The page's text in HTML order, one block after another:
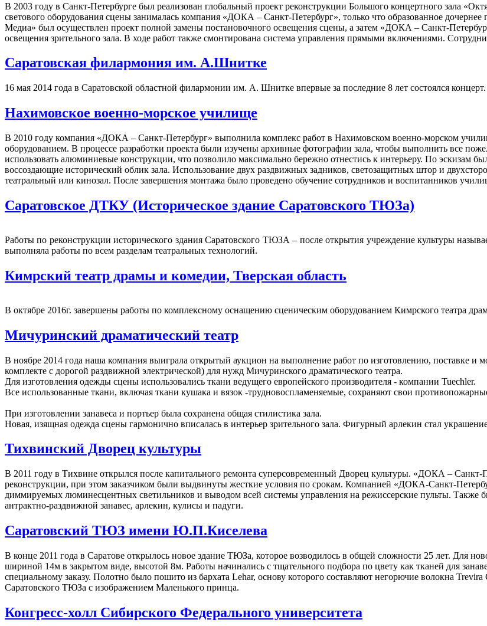
В 2003 году в Санкт-Петербурге был реализован глобальный проект реконструкции Большого концертного зала
светового оборудования сцены занималась компания «ДОКА – Санкт-Петербург», только что образованное
Медиа» был осуществлен проект полной замены постановочного освещения сцены, а затем «ДОКА – Санкт-
освещения зрительного зала. В ходе работ также смонтирована система управления прямыми включениями.
Саратовская филармония им. А.Шнитке
16 мая 2014 года в Саратовской областной филармонии им. А. Шнитке впервые за последние 8 лет состоялся концерт.
Нахимовское военно-морское училище
В 2010 году компания «ДОКА – Санкт-Петербург» выполнила комплекс работ в Нахимовском военно-морском
оборудованием. В процессе разработки проекта были изучены архивные фотографии зала, чтобы выполнить все
использовать алюминиевые конструкции, что позволило максимально бережно отнестись к интерьеру. По эскизам
воссоздающие исторический облик зала. Использование двух раздвижных задников, светозащитных штор и
театральный или кинозал. После завершения монтажа было проведено обучение сотрудников и воспитанников
Саратовское ДТКУ (Историческое здание Саратовского ТЮЗа)
Работы по реконструкции исторического здания Саратовского ТЮЗА – после открытия учреждение культуры
выполняла работы по всем разделам театральных технологий.
Кимрский театр драмы и комедии, Тверская область
В октябре 2016г. завершены работы по комплексному оснащению сценическим оборудованием Кимрского театра
Мичуринский драматический театр
В ноябре 2014 года наша компания выиграла открытый аукцион на выполнение работ по изготовлению, поставке и
комплекте с дорогой раздвижной электрической) для нужд Мичуринского драматического театра.
Для изготовления одежды сцены использовались ткани ведущего европейского производителя - компании Tuechler.
Все использованные ткани, включая ткани кушака и вязок -трудновоспламеняемые, сохраняют свои
При изготовлении занавеса и портьер была сохранена общая стилистика зала.
Новая, изящная одежда сцены гармонично вписалась в интерьер зрительного зала. Фигурный арлекин стал
Тихвинский Дворец культуры
В 2011 году в Тихвине открылся после капитального ремонта суперсовременный Дворец культуры. «ДОКА – Санкт-
реконструкции, при этом заказчиком были выдвинуты жесткие условия по срокам. Компанией «ДОКА-Санкт-
диммируемых люминесцентных светильников и выводом всей системы управления на режиссерские пульты.
антрактно-раздвижной занавес, арлекин, кулисы и падуги.
Саратовский ТЮЗ имени Ю.П.Киселева
В конце 2011 года в Саратове открылось новое здание ТЮЗа, которое возводилось в общей сложности 25 лет. Для
шириной 14м в закрытом виде, высотой 8м. Работы начинались с тщательного подбора по цвету как тканей для
специальному заказу. Полотно было пошито из бархата Lehar, основу которого составляют негорючие волокна
Саратовского ТЮЗа с изображением Маленького принца.
Конгресс-холл Сибирского Федерального университета